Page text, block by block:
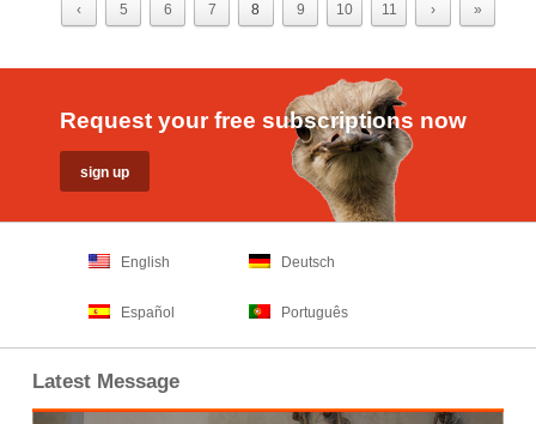
‹ 5 6 7 8 9 10 11 › »
Request your free subscriptions now
English Deutsch
Español Português
Latest Message